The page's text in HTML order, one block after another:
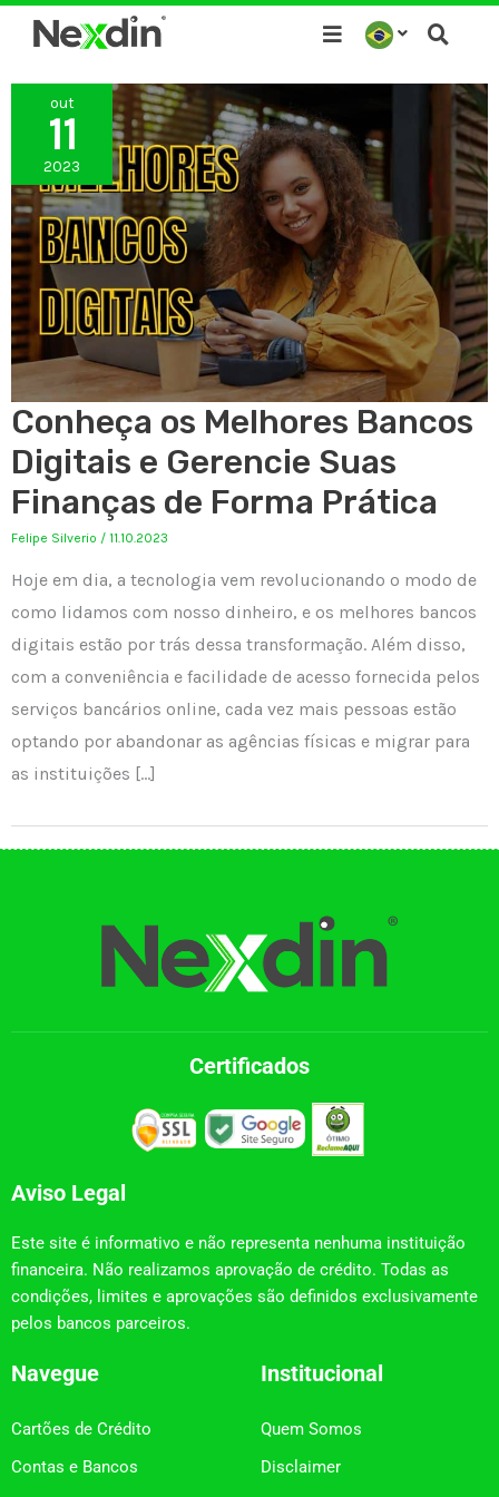
para
conteúdo
out
11
2023
Conheça os Melhores Bancos
Digitais e Gerencie Suas
Finanças de Forma Prática
Felipe Silverio / 11.10.2023
Hoje em dia, a tecnologia vem revolucionando o modo de
como lidamos com nosso dinheiro, e os melhores bancos
digitais estão por trás dessa transformação. Além disso,
com a conveniência e facilidade de acesso fornecida pelos
serviços bancários online, cada vez mais pessoas estão
optando por abandonar as agências físicas e migrar para
as instituições […]
Certificados
Aviso Legal
Este site é informativo e não representa nenhuma instituição
financeira. Não realizamos aprovação de crédito. Todas as
condições, limites e aprovações são definidos exclusivamente
pelos bancos parceiros.
Navegue
Cartões de Crédito
Contas e Bancos
Institucional
Quem Somos
Disclaimer